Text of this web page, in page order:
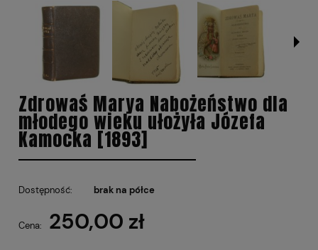
Zdrowaś Marya Nabożeństwo dla
młodego wieku ułożyła Józefa
Kamocka [1893]
Dostępność: brak na półce
Cena: 250,00 zł